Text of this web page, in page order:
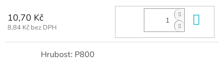
10,70 Kč
8,84 Kč bez DPH
Hrubost: P800